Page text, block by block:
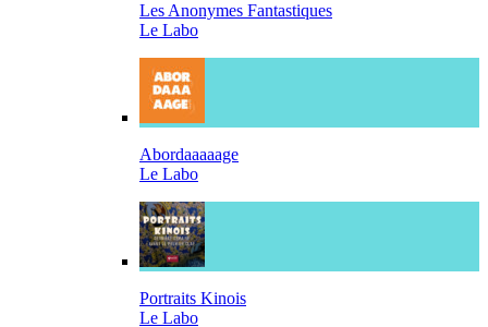
Les Anonymes Fantastiques
Le Labo
Abordaaaaage
Le Labo
Portraits Kinois
Le Labo